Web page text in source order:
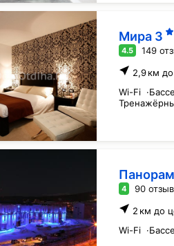
Мира 3
4.5 149
2,9 км
Wi-Fi ·
4 90
2 км до
Wi-Fi ·